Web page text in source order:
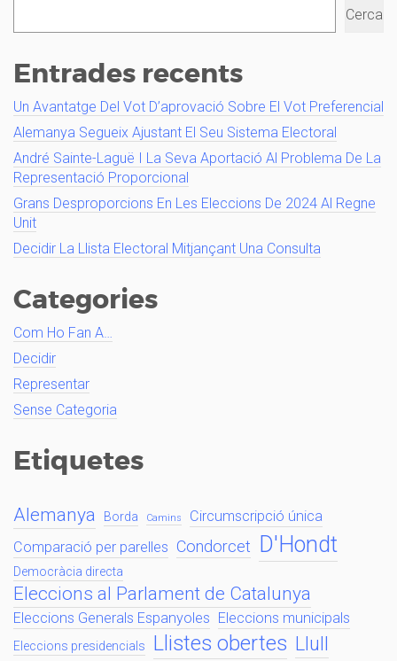
Cerca
Entrades recents
Un Avantatge Del Vot D’aprovació Sobre El Vot Preferencial
Alemanya Segueix Ajustant El Seu Sistema Electoral
André Sainte-Laguë I La Seva Aportació Al Problema De La
Representació Proporcional
Grans Desproporcions En Les Eleccions De 2024 Al Regne
Unit
Decidir La Llista Electoral Mitjançant Una Consulta
Categories
Com Ho Fan A…
Decidir
Representar
Sense Categoria
Etiquetes
Alemanya Borda Camins
Circumscripció única
Comparació per parelles Condorcet D'Hondt
Democràcia directa
Eleccions al Parlament de Catalunya
Eleccions Generals Espanyoles Eleccions municipals
Eleccions presidencials Llistes obertes Llull